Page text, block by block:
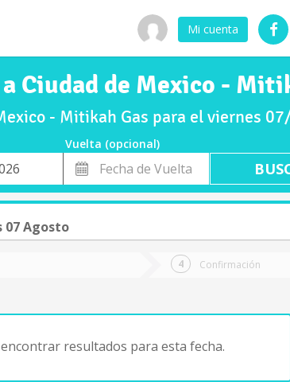
Mi cuenta
Ciudad de Mexico -
- Mitikah Gas para el viernes
Vuelta (opcional)
Fecha
de
Vuelta
07 Agosto
Confirmación
resultados para esta fecha.